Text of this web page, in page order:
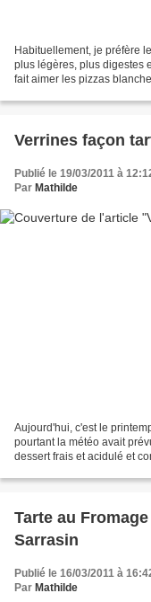
Habituellement, je préfère
plus légères, plus digestes
fait aimer les pizzas
Verrines façon
Publié le 19/03/2011 à
Par Mathilde
Aujourd'hui, c'est le
pourtant la météo avait
dessert frais et acidulé et
Tarte au
Sarrasin
Publié le 16/03/2011 à
Par Mathilde